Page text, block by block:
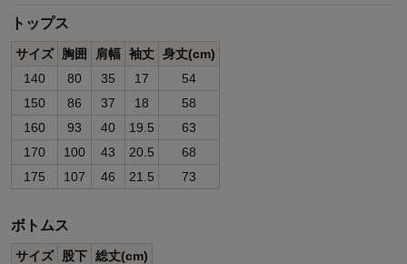
トップス
サイズ 胸囲 肩幅 袖丈 身丈(cm)
140
80 35 17
54
150
86 37 18
58
160
93 40 19.5
63
170
100 43 20.5
68
175
107 46 21.5 73
ボトムス
サイズ 股下 総丈(cm)